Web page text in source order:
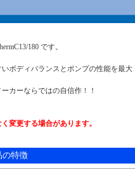
180 です。
ボディバランスとポンプの性能を最大
カーならではの自信作！！
変更する場合があります。
の特徴